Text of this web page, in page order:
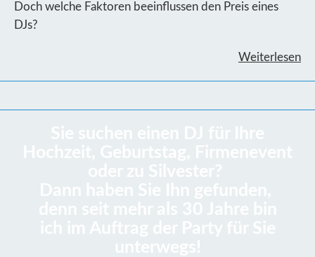
Doch welche Faktoren beeinflussen den Preis eines
DJs?
Weiterlesen